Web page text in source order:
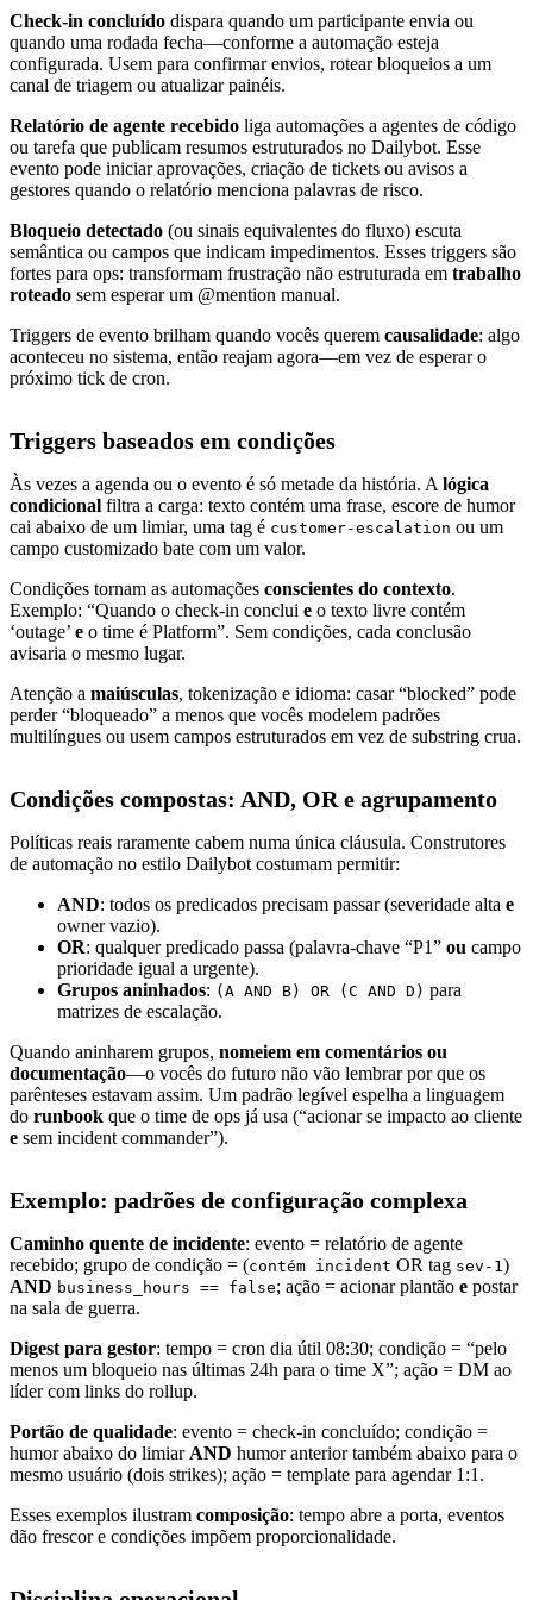
Check-in concluído dispara quando um participante envia ou
quando uma rodada fecha—conforme a automação esteja
configurada. Usem para confirmar envios, rotear bloqueios a um
canal de triagem ou atualizar painéis.
Relatório de agente recebido liga automações a agentes de código
ou tarefa que publicam resumos estruturados no Dailybot. Esse
evento pode iniciar aprovações, criação de tickets ou avisos a
gestores quando o relatório menciona palavras de risco.
Bloqueio detectado (ou sinais equivalentes do fluxo) escuta
semântica ou campos que indicam impedimentos. Esses triggers são
fortes para ops: transformam frustração não estruturada em trabalho
roteado sem esperar um @mention manual.
Triggers de evento brilham quando vocês querem causalidade: algo
aconteceu no sistema, então reajam agora—em vez de esperar o
próximo tick de cron.
Triggers baseados em condições
Às vezes a agenda ou o evento é só metade da história. Alógica
condicional filtra a carga: texto contém uma frase, escore de humor
cai abaixo de um limiar, uma tag é customer-escalation ou um
campo customizado bate com um valor.
Condições tornam as automações conscientes do contexto.
Exemplo: “Quando o check-in conclui e o texto livre contém
‘outage’ e o time é Platform”. Sem condições, cada conclusão
avisaria o mesmo lugar.
Atenção a maiúsculas, tokenização e idioma: casar “blocked” pode
perder “bloqueado” a menos que vocês modelem padrões
multilíngues ou usem campos estruturados em vez de substring crua.
Condições compostas: AND, OR e agrupamento
Políticas reais raramente cabem numa única cláusula. Construtores
de automação no estilo Dailybot costumam permitir:
AND: todos os predicados precisam passar (severidade alta e
owner vazio).
OR: qualquer predicado passa (palavra-chave “P1” ou campo
prioridade igual a urgente).
Grupos aninhados: (A AND B) OR (C AND D) para
matrizes de escalação.
Quando aninharem grupos, nomeiem em comentários ou
documentação—o vocês do futuro não vão lembrar por que os
parênteses estavam assim. Um padrão legível espelha a linguagem
do runbook que o time de ops já usa (“acionar se impacto ao cliente
e sem incident commander”).
Exemplo: padrões de configuração complexa
Caminho quente de incidente: evento = relatório de agente
recebido; grupo de condição = (contém incident OR tag sev-1)
AND business_hours == false; ação = acionar plantão e postar
na sala de guerra.
Digest para gestor: tempo = cron dia útil 08:30; condição = “pelo
menos um bloqueio nas últimas 24h para o time X”; ação = DM ao
líder com links do rollup.
Portão de qualidade: evento = check-in concluído; condição =
humor abaixo do limiarAND humor anterior também abaixo para o
mesmo usuário (dois strikes); ação = template para agendar 1:1.
Esses exemplos ilustram composição: tempo abre a porta, eventos
dão frescor e condições impõem proporcionalidade.